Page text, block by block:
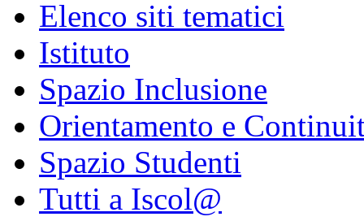
Elenco siti tematici
Istituto
Spazio Inclusione
Orientamento e
Spazio Studenti
Tutti a Iscol@